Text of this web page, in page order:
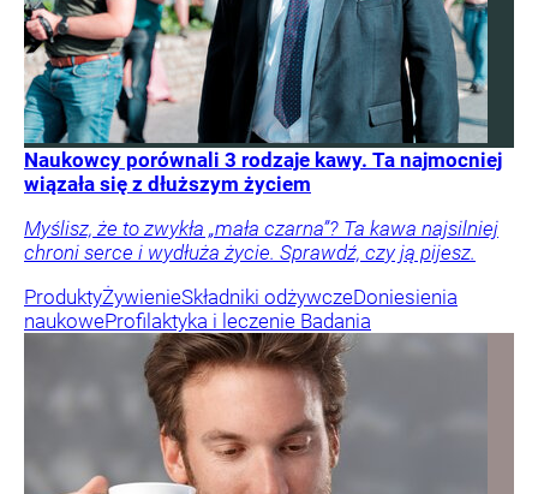
Naukowcy porównali 3 rodzaje kawy. Ta najmocniej
wiązała się z dłuższym życiem
Myślisz, że to zwykła „mała czarna”? Ta kawa najsilniej
chroni serce i wydłuża życie. Sprawdź, czy ją pijesz.
ProduktyŻywienieSkładniki odżywczeDoniesienia
naukoweProfilaktyka i leczenie Badania